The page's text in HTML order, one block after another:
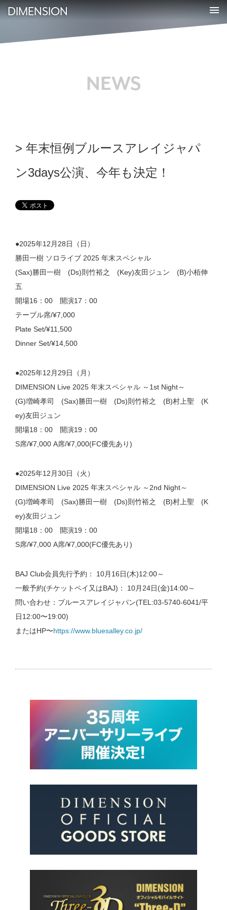
DIMENSION
NEWS
年末恒例ブルースアレイジャパ
ン3days公演、今年も決定！
●2025年12月28日（日）
勝田一樹 ソロライブ 2025 年末スペシャル
(Sax)勝田一樹 (Ds)則竹裕之 (Key)友田ジュン (B)小栢伸
五
開場16：00 開演17：00
テーブル席/¥7,000
Plate Set/¥11,500
Dinner Set/¥14,500
●2025年12月29日（月）
DIMENSION Live 2025 年末スペシャル ～1st Night～
(G)増崎孝司 (Sax)勝田一樹 (Ds)則竹裕之 (B)村上聖 (K
ey)友田ジュン
開場18：00 開演19：00
S席/¥7,000 A席/¥7,000(FC優先あり)
●2025年12月30日（火）
DIMENSION Live 2025 年末スペシャル ～2nd Night～
(G)増崎孝司 (Sax)勝田一樹 (Ds)則竹裕之 (B)村上聖 (K
ey)友田ジュン
開場18：00 開演19：00
S席/¥7,000 A席/¥7,000(FC優先あり)
BAJ Club会員先行予約： 10月16日(木)12:00～
一般予約(チケットペイ又はBAJ)： 10月24日(金)14:00～
問い合わせ：ブルースアレイジャパン(TEL:03-5740-6041/平
日12:00〜19:00)
またはHP〜https://www.bluesalley.co.jp/